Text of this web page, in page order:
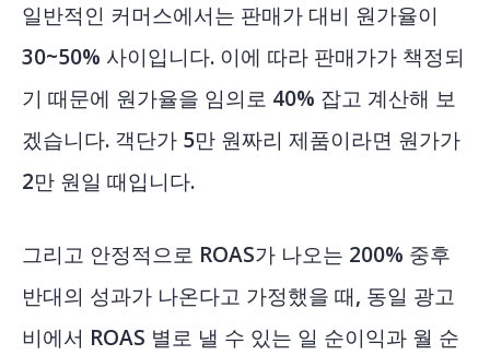
일반적인 커머스에서는 판매가 대비 원가율이
30~50% 사이입니다. 이에 따라 판매가가 책정되
기 때문에 원가율을 임의로 40% 잡고 계산해 보
겠습니다. 객단가 5만 원짜리 제품이라면 원가가
2만 원일 때입니다.
그리고 안정적으로 ROAS가 나오는 200% 중후
반대의 성과가 나온다고 가정했을 때, 동일 광고
비에서 ROAS 별로 낼 수 있는 일 순이익과 월 순